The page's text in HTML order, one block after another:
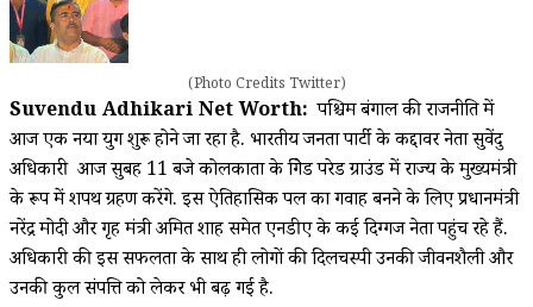
(Photo Credits Twitter)
Suvendu Adhikari Net Worth: पश्चिम बंगाल की राजनीति में
आज एक नया युग शुरू होने जा रहा है. भारतीय जनता पार्टी के कद्दावर नेता सुवेंदु
अधिकारी आज सुबह 11 बजे कोलकाता के ब्रिगेड परेड ग्राउंड में राज्य के मुख्यमंत्री
के रूप में शपथ ग्रहण करेंगे. इस ऐतिहासिक पल का गवाह बनने के लिए प्रधानमंत्री
नरेंद्र मोदी और गृह मंत्री अमित शाह समेत एनडीए के कई दिग्गज नेता पहुंच रहे हैं.
अधिकारी की इस सफलता के साथ ही लोगों की दिलचस्पी उनकी जीवनशैली और
उनकी कुल संपत्ति को लेकर भी बढ़ गई है.